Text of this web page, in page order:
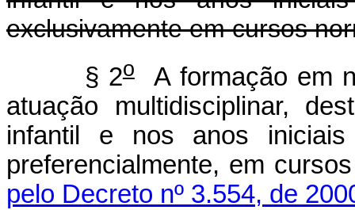
exclusivamente em cursos
§ 2oA formação em
atuação multidisciplinar,
infantil e nos anos iniciais
preferencialmente, em
pelo Decreto nº 3.554, de